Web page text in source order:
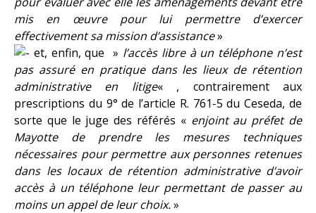
mis en œuvre pour lui permettre d’exercer
effectivement sa mission d’assistance»
et, enfin, que » l’accès libre à un téléphone n’est
pas assuré en pratique dans les lieux de rétention
administrative en litige« , contrairement aux
prescriptions du 9° de l’article R. 761-5 du Ceseda, de
sorte que le juge des référés « enjoint au préfet de
Mayotte de prendre les mesures techniques
nécessaires pour permettre aux personnes retenues
dans les locaux de rétention administrative d’avoir
accès à un téléphone leur permettant de passer au
moins un appel de leur choix.»